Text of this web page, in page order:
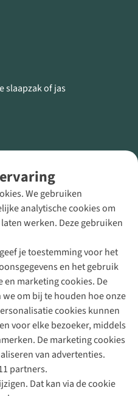
We gebruiken
analytische cookies om
werken. Deze gebruiken
je toestemming voor het
en het gebruik
marketing cookies. De
om bij te houden hoe onze
cookies kunnen
voor elke bezoeker, middels
De marketing cookies
van advertenties.
partners.
Dat kan via de cookie
slaapzak of jas